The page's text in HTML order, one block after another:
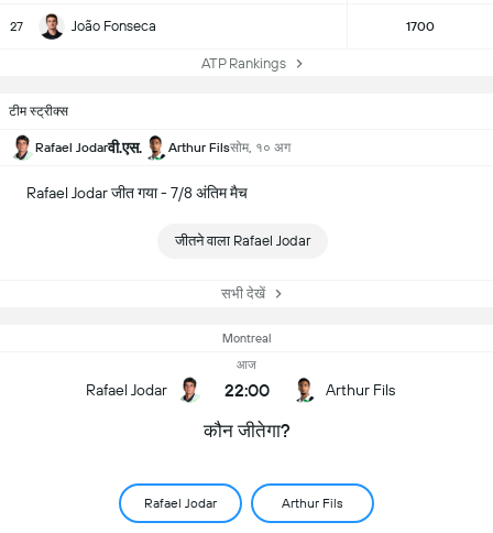
27 João Fonseca 1700
ATP Rankings
टीम स्ट्रीक्स
Rafael Jodarवी.एस. Arthur Filsसोम, १० अग
Rafael Jodar जीत गया - 7/8 अंतिम मैच
जीतने वाला Rafael Jodar
सभी देखें
Montreal
Rafael Jodar
आज
22:00 Arthur Fils
कौन जीतेगा?
Rafael Jodar Arthur Fils